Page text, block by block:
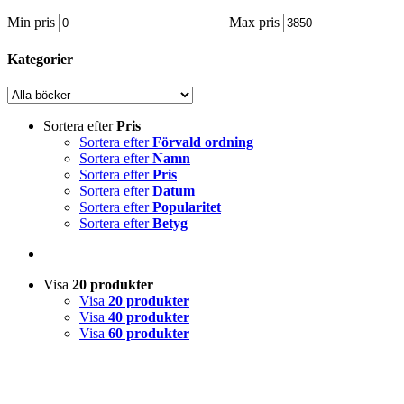
Min pris Max pris
Kategorier
Sortera efterPris
Sortera efterFörvald ordning
Sortera efterNamn
Sortera efterPris
Sortera efterDatum
Sortera efterPopularitet
Sortera efterBetyg
Visa 20 produkter
Visa 20 produkter
Visa 40 produkter
Visa 60 produkter